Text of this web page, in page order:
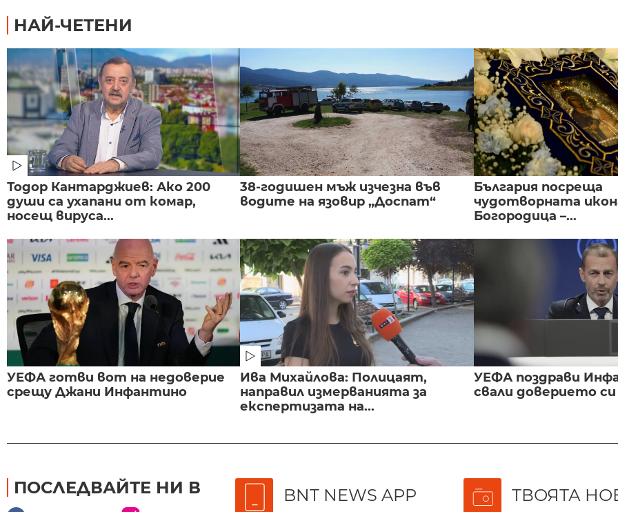
НАЙ-ЧЕТЕНИ
Тодор Кантарджиев: Ако 200
души са ухапани от комар,
носещ вируса...
38-годишен мъж изчезна във
водите на язовир „Доспат“
България посреща
чудотворната
Богородица –...
УЕФА готви вот на недоверие
срещу Джани Инфантино
Ива Михайлова: Полицаят,
направил измерванията за
експертизата на...
УЕФА поздрави
свали доверието
ПОСЛЕДВАЙТЕ НИ В BNT NEWS APP ТВОЯТА